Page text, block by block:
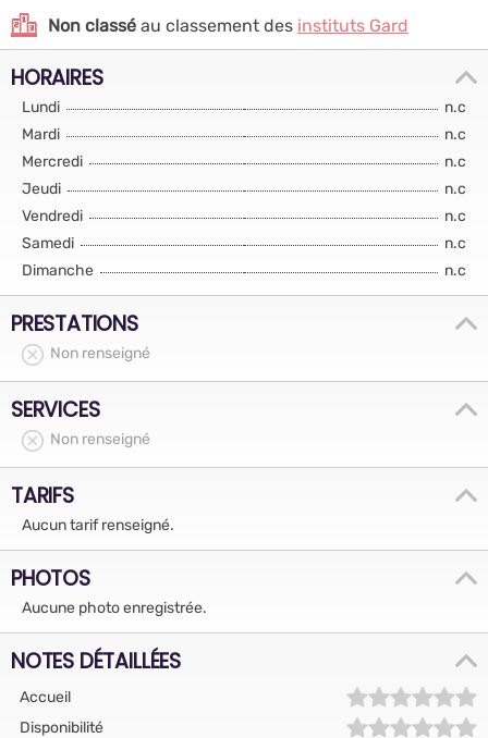
Non classé au classement des instituts Gard
HORAIRES
Lundi
n.c
Mardi
n.c
Mercredi
n.c
Jeudi
n.c
Vendredi
n.c
Samedi
n.c
Dimanche
n.c
PRESTATIONS
Non renseigné
SERVICES
Non renseigné
TARIFS
Aucun tarif renseigné.
PHOTOS
Aucune photo enregistrée.
NOTES DÉTAILLÉES
Accueil
Disponibilité